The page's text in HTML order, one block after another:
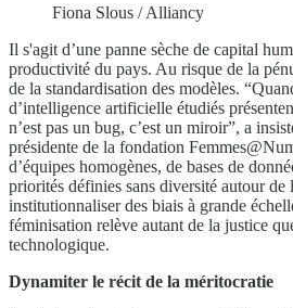
Fiona Slous / Alliancy
Il s'agit d’une panne sèche de capital
productivité du pays. Au risque de la
de la standardisation des modèles.
d’intelligence artificielle étudiés
n’est pas un bug, c’est un miroir”, a
présidente de la fondation
d’équipes homogènes, de bases de
priorités définies sans diversité autour de
institutionnaliser des biais à grande
féminisation relève autant de la justice
technologique.
Dynamiter le récit de la méritocratie